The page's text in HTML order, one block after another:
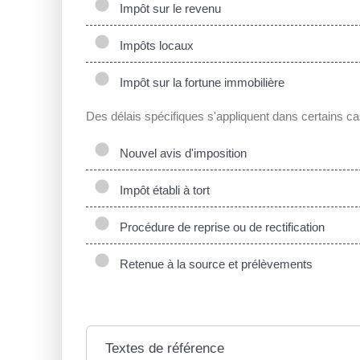
Impôt sur le revenu
Impôts locaux
Impôt sur la fortune immobilière
Des délais spécifiques s'appliquent dans certains
Nouvel avis d'imposition
Impôt établi à tort
Procédure de reprise ou de rectification
Retenue à la source et prélèvements
Textes de référence